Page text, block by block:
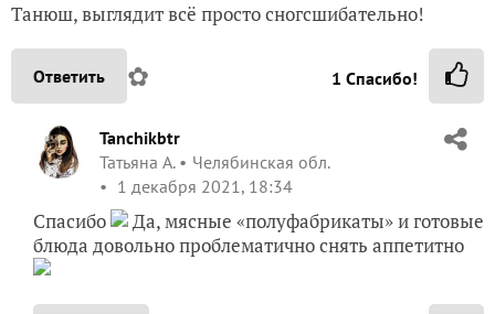
Танюш, выглядит всё просто сногсшибательно!
Ответить ✿ 1 Спасибо!
Tanchikbtr
Татьяна А.
Челябинская обл.
1 декабря 2021, 18:34
Спасибо
Да, мясные «полуфабрикаты» и готовые
блюда довольно проблематично снять аппетитно